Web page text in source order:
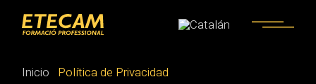
content
Inicio Política de Privacidad